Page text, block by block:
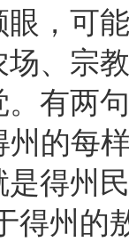
，可
场、宗
有两
州的每
得州
得州的